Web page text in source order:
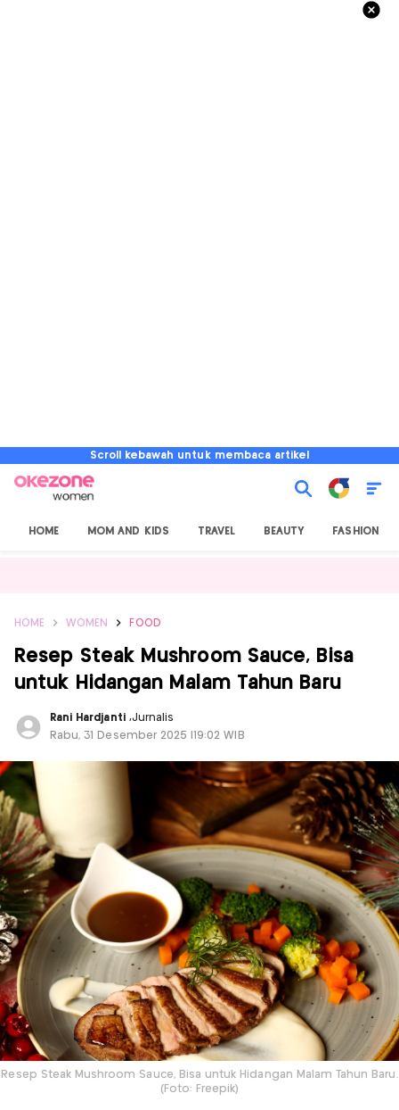
Scroll kebawah untuk membaca artikel
HOME MOM AND KIDS TRAVEL BEAUTY FASHION
HOME WOMEN FOOD
Resep Steak Mushroom Sauce, Bisa
untuk Hidangan Malam Tahun Baru
Rani Hardjanti ,Jurnalis
Rabu, 31 Desember 2025 |19:02 WIB
Resep Steak Mushroom Sauce, Bisa untuk Hidangan Malam Tahun Baru.
(Foto: Freepik)